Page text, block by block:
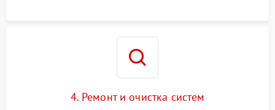
4. Ремонт и очистка систем